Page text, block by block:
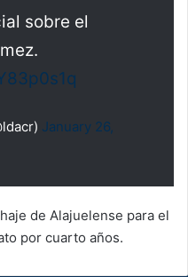
sobre el
January 26,
de Alajuelense para el
por cuarto años.